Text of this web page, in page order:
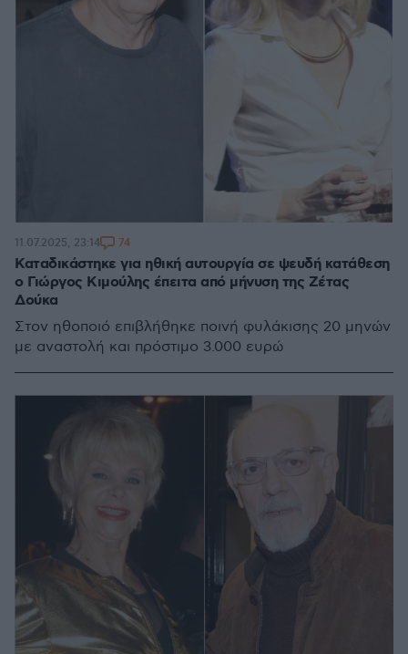
Καταδικάστηκε για ηθική αυτουργία σε ψευδή κατάθεση
ο Γιώργος Κιμούλης έπειτα από μήνυση της Ζέτας
Δούκα
Στον ηθοποιό επιβλήθηκε ποινή φυλάκισης 20 μηνών
με αναστολή και πρόστιμο 3.000 ευρώ
11.07.2025, 23:14 74